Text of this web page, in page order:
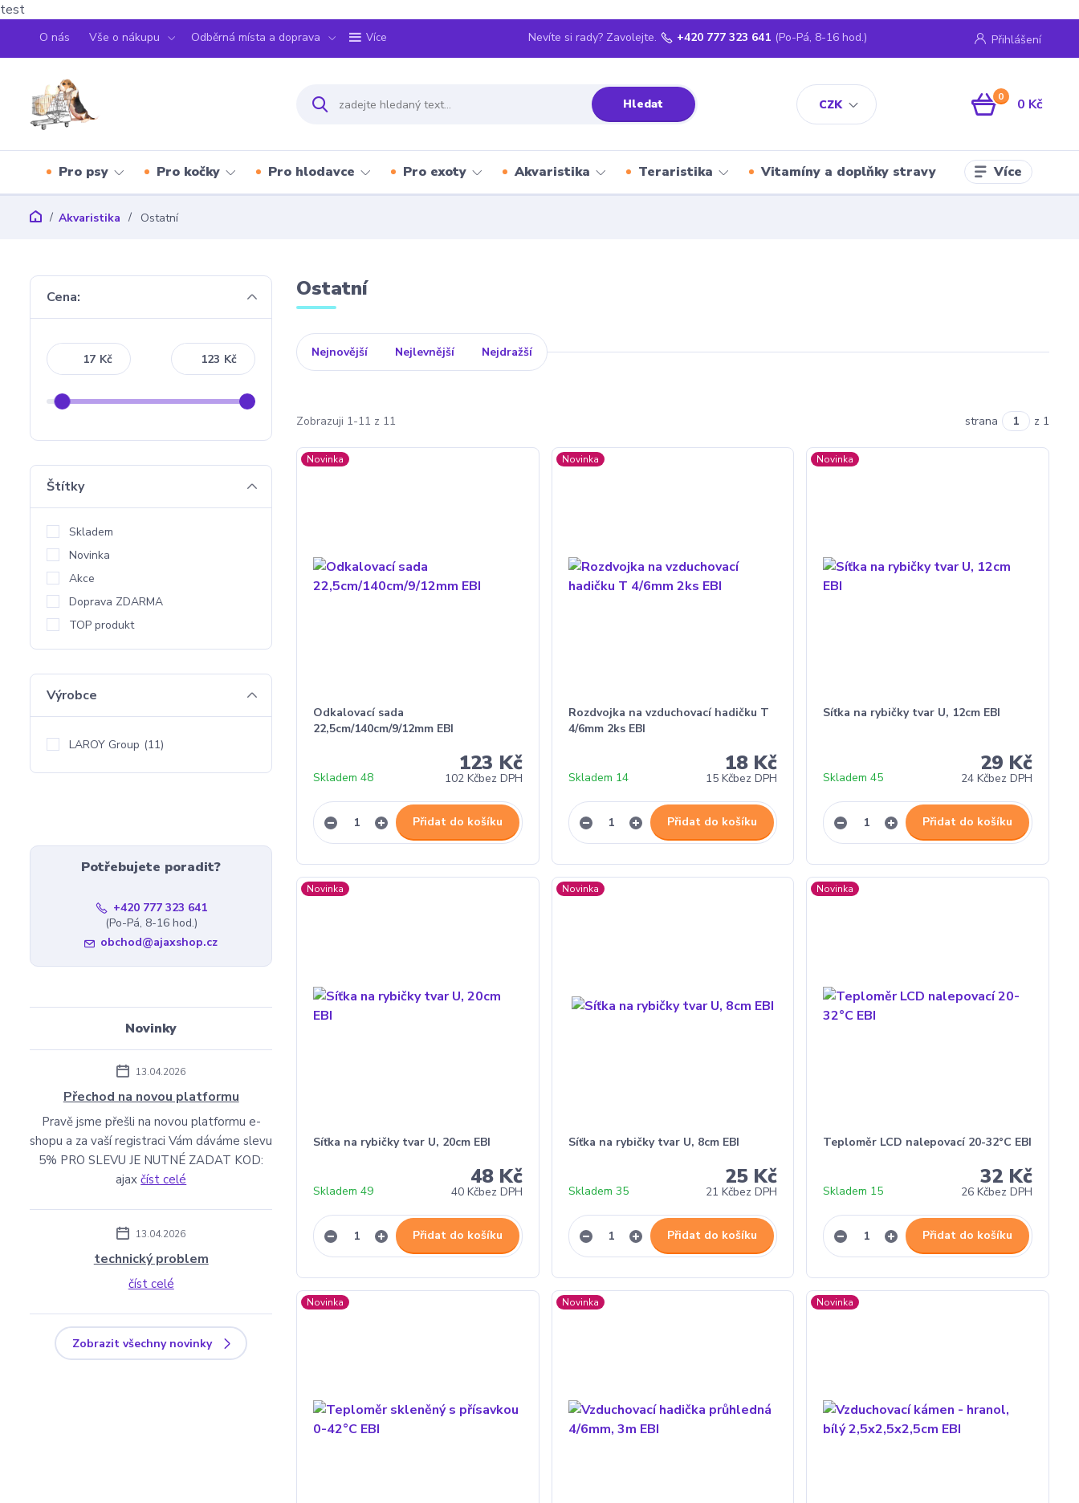
test
O nás Vše o nákupu Odběrná místa a doprava Více
CZK
Přihlášení
Hledat
Nevíte si rady? Zavolejte. +420 777 323 641 (Po-Pá, 8-16 hod.)
0 0 Kč
Pro psy Pro kočky Pro hlodavce Pro exoty Akvaristika Teraristika Vitamíny a doplňky stravy Více
Akvaristika Ostatní
Ostatní
Nejnovější Nejlevnější Nejdražší
Zobrazuji 1-11 z 11 strana z 1
Novinka
Odkalovací sada
22,5cm/140cm/9/12mm EBI
123 Kč
102 Kčbez DPH
Skladem 48
Přidat do košíku
Novinka
Rozdvojka na vzduchovací hadičku T
4/6mm 2ks EBI
18 Kč
15 Kčbez DPH
Skladem 14
Přidat do košíku
Novinka
Síťka na rybičky tvar U, 12cm EBI
29 Kč
24 Kčbez DPH
Skladem 45
Přidat do košíku
Novinka
Síťka na rybičky tvar U, 20cm EBI
48 Kč
40 Kčbez DPH
Skladem 49
Přidat do košíku
Novinka
Síťka na rybičky tvar U, 8cm EBI
25 Kč
21 Kčbez DPH
Skladem 35
Přidat do košíku
Novinka
Teploměr LCD nalepovací 20-32°C EBI
32 Kč
26 Kčbez DPH
Skladem 15
Přidat do košíku
Novinka Novinka Novinka
Cena:
Kč Kč
Štítky
Skladem
Novinka
Akce
Doprava ZDARMA
TOP produkt
Výrobce
LAROY Group (11)
Potřebujete poradit?
+420 777 323 641
(Po-Pá, 8-16 hod.)
obchod@ajaxshop.cz
Novinky
13.04.2026
Přechod na novou platformu
Pravě jsme přešli na novou platformu e-
shopu a za vaší registraci Vám dáváme slevu
5% PRO SLEVU JE NUTNÉ ZADAT KOD:
ajaxčíst celé
13.04.2026
technický problem
číst celé
Zobrazit všechny novinky